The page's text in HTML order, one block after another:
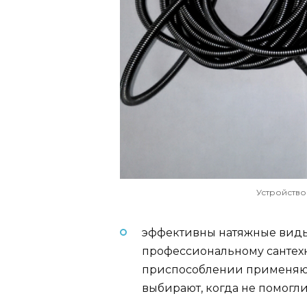
эффективны натяжные
профессиональному
приспособлении
выбирают, когда не